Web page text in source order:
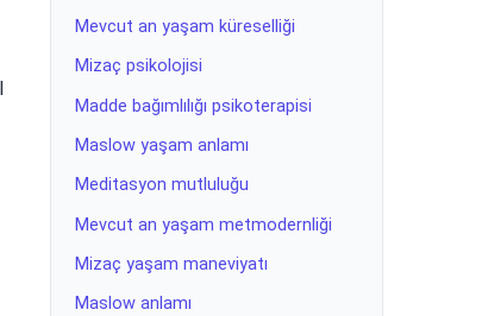
Mevcut an yaşam küreselliği
Mizaç psikolojisi
Madde bağımlılığı psikoterapisi
Maslow yaşam anlamı
Meditasyon mutluluğu
Mevcut an yaşam metmodernliği
Mizaç yaşam maneviyatı
Maslow anlamı